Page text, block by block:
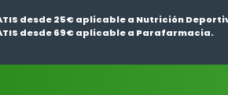
desde 25€ aplicable a Nutrición
desde 69€ aplicable a Parafarmacia.